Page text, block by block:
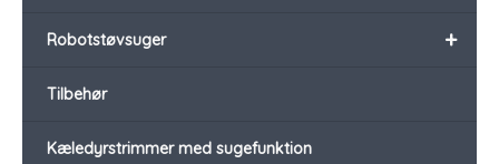
+
Robotstøvsuger
Tilbehør
Kæledyrstrimmer med sugefunktion